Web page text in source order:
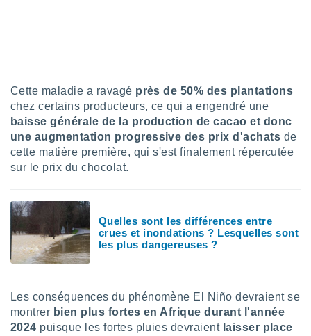
et que
ne
ou
de la
Cette maladie a ravagé près de 50% des plantations
chez certains producteurs, ce qui a engendré une
baisse générale de la production de cacao et donc
une augmentation progressive des prix d'achats de
cette matière première, qui s'est finalement répercutée
sur le prix du chocolat.
Quelles sont les différences entre
crues et inondations ? Lesquelles sont
les plus dangereuses ?
Les conséquences du phénomène El Niño devraient se
montrer bien plus fortes en Afrique durant l'année
2024 puisque les fortes pluies devraient laisser place